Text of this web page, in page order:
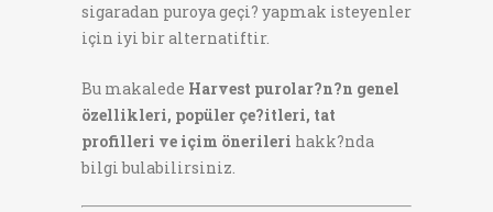
sigaradan puroya geçi? yapmak isteyenler
için iyi bir alternatiftir.
Bu makalede Harvest purolar?n?n genel
özellikleri, popüler çe?itleri, tat
profilleri ve içim önerileri hakk?nda
bilgi bulabilirsiniz.